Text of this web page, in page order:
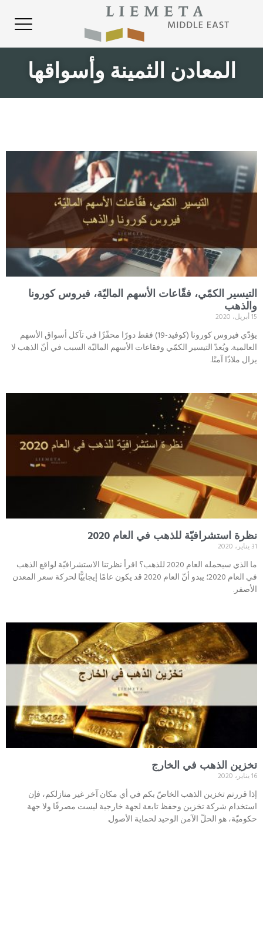
المعادن الثمينة وأسواقها
التيسير الكمّي، فقّاعات الأسهم الماليّة، فيروس كورونا
والذهب
15 أبريل، 2020
يؤدّي فيروس كورونا (كوفيد-19) فقط دورًا محفّزًا في تآكل أسواق الأسهم
العالمية. ويُعدّ التيسير الكمّي وفقاعات الأسهم الماليّة السبب في أنّ الذهب لا
يزال ملاذًا آمنًا.
نظرة استشرافيّة للذهب في العام 2020
31 يناير، 2020
ما الذي سيحمله العام 2020 للذهب؟ اقرأ نظرتنا الاستشرافيّة لواقع الذهب
في العام 2020؛ يبدو أنّ العام 2020 قد يكون عامًا إيجابيًّا لحركة سعر المعدن
الأصفر.
تخزين الذهب في الخارج
16 يناير، 2020
إذا قررتم تخزين الذهب الخاصّ بكم في أي مكان آخر غير منازلكم، فإن
استخدام شركة تخزين وحفظ تابعة لجهة خارجية ليست مصرفًا ولا جهة
حكوميّة، هو الحلّ الآمن الوحيد لحماية الأصول.